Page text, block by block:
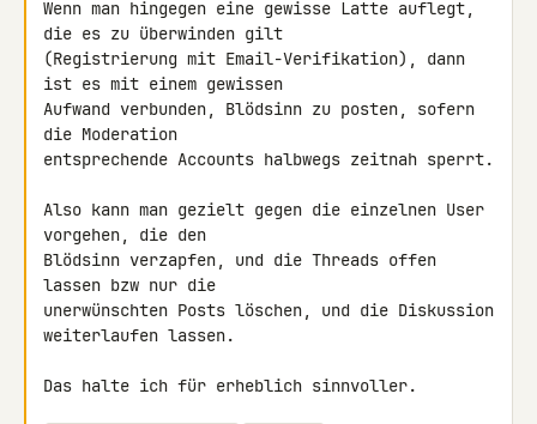
Wenn man hingegen eine gewisse Latte auflegt,
die es zu überwinden gilt
(Registrierung mit Email-Verifikation), dann
ist es mit einem gewissen
Aufwand verbunden, Blödsinn zu posten, sofern
die Moderation
entsprechende Accounts halbwegs zeitnah sperrt.
Also kann man gezielt gegen die einzelnen User
vorgehen, die den
Blödsinn verzapfen, und die Threads offen
lassen bzw nur die
unerwünschten Posts löschen, und die Diskussion
weiterlaufen lassen.
Das halte ich für erheblich sinnvoller.